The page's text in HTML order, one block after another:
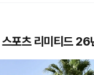
츠 리미티드 26